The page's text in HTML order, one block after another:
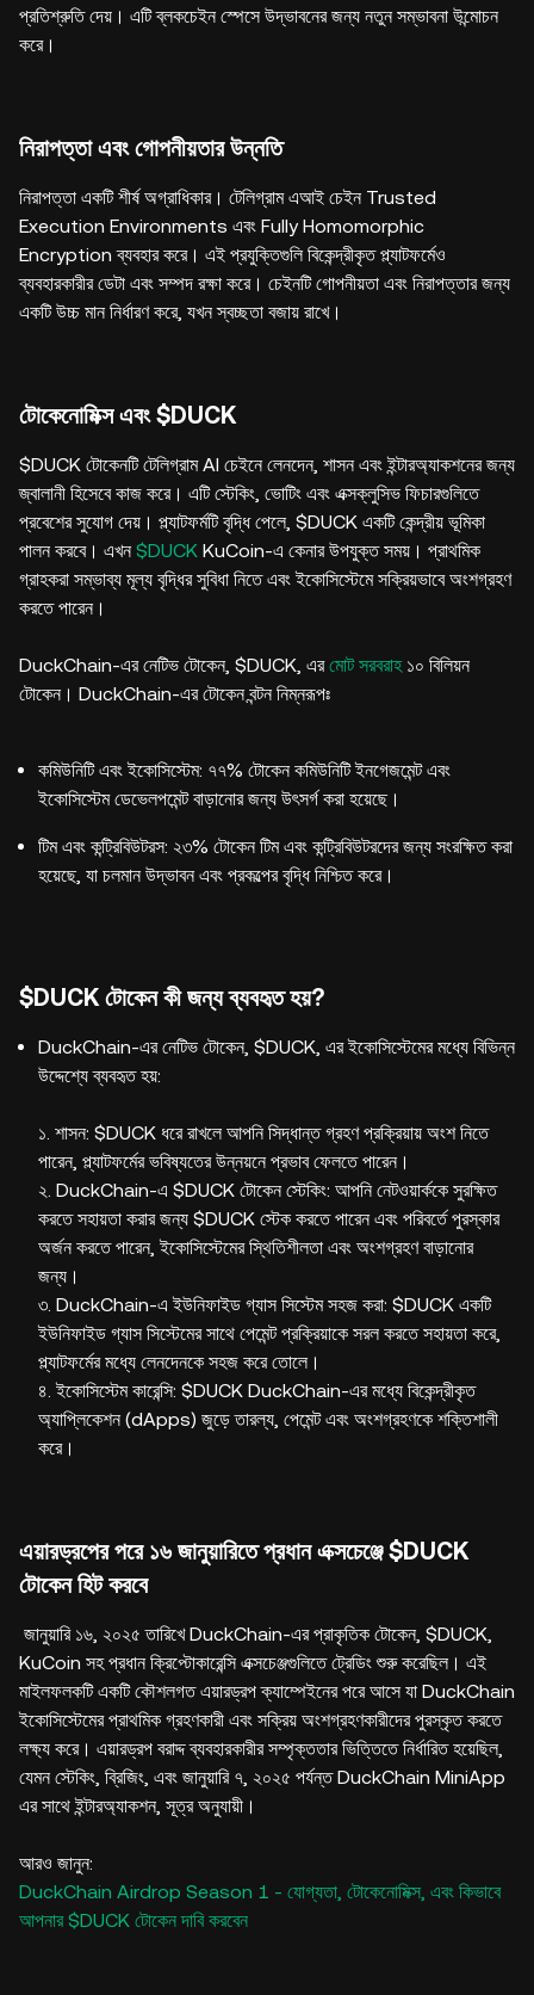
প্রতিশ্রুতি দেয়। এটি ব্লকচেইন স্পেসে উদ্ভাবনের জন্য নতুন সম্ভাবনা উন্মোচন
করে।
নিরাপত্তা এবং গোপনীয়তার উন্নতি
নিরাপত্তা একটি শীর্ষ অগ্রাধিকার। টেলিগ্রাম এআই চেইন Trusted
Execution Environments এবং Fully Homomorphic
Encryption ব্যবহার করে। এই প্রযুক্তিগুলি বিকেন্দ্রীকৃত প্ল্যাটফর্মেও
ব্যবহারকারীর ডেটা এবং সম্পদ রক্ষা করে। চেইনটি গোপনীয়তা এবং নিরাপত্তার জন্য
একটি উচ্চ মান নির্ধারণ করে, যখন স্বচ্ছতা বজায় রাখে।
টোকেনোমিক্স এবং $DUCK
$DUCK টোকেনটি টেলিগ্রাম AI চেইনে লেনদেন, শাসন এবং ইন্টারঅ্যাকশনের জন্য
জ্বালানী হিসেবে কাজ করে। এটি স্টেকিং, ভোটিং এবং এক্সক্লুসিভ ফিচারগুলিতে
প্রবেশের সুযোগ দেয়। প্ল্যাটফর্মটি বৃদ্ধি পেলে, $DUCK একটি কেন্দ্রীয় ভূমিকা
পালন করবে। এখন$DUCK KuCoin-এ কেনার উপযুক্ত সময়। প্রাথমিক
গ্রাহকরা সম্ভাব্য মূল্য বৃদ্ধির সুবিধা নিতে এবং ইকোসিস্টেমে সক্রিয়ভাবে অংশগ্রহণ
করতে পারেন।
DuckChain-এর নেটিভ টোকেন, $DUCK, এরমোট সরবরাহ১০ বিলিয়ন
টোকেন। DuckChain-এর টোকেন বন্টন নিম্নরূপঃ
কমিউনিটি এবং ইকোসিস্টেম: ৭৭% টোকেন কমিউনিটি ইনগেজমেন্ট এবং
ইকোসিস্টেম ডেভেলপমেন্ট বাড়ানোর জন্য উৎসর্গ করা হয়েছে।
টিম এবং কন্ট্রিবিউটরস: ২৩% টোকেন টিম এবং কন্ট্রিবিউটরদের জন্য সংরক্ষিত করা
হয়েছে, যা চলমান উদ্ভাবন এবং প্রকল্পের বৃদ্ধি নিশ্চিত করে।
$DUCK টোকেন কী জন্য ব্যবহৃত হয়?
DuckChain-এর নেটিভ টোকেন, $DUCK, এর ইকোসিস্টেমের মধ্যে বিভিন্ন
উদ্দেশ্যে ব্যবহৃত হয়:
১. শাসন: $DUCK ধরে রাখলে আপনি সিদ্ধান্ত গ্রহণ প্রক্রিয়ায় অংশ নিতে
পারেন, প্ল্যাটফর্মের ভবিষ্যতের উন্নয়নে প্রভাব ফেলতে পারেন।
২. DuckChain-এ $DUCK টোকেন স্টেকিং: আপনি নেটওয়ার্ককে সুরক্ষিত
করতে সহায়তা করার জন্য $DUCK স্টেক করতে পারেন এবং পরিবর্তে পুরস্কার
অর্জন করতে পারেন, ইকোসিস্টেমের স্থিতিশীলতা এবং অংশগ্রহণ বাড়ানোর
জন্য।
৩. DuckChain-এ ইউনিফাইড গ্যাস সিস্টেম সহজ করা: $DUCK একটি
ইউনিফাইড গ্যাস সিস্টেমের সাথে পেমেন্ট প্রক্রিয়াকে সরল করতে সহায়তা করে,
প্ল্যাটফর্মের মধ্যে লেনদেনকে সহজ করে তোলে।
৪. ইকোসিস্টেম কারেন্সি: $DUCK DuckChain-এর মধ্যে বিকেন্দ্রীকৃত
অ্যাপ্লিকেশন (dApps) জুড়ে তারল্য, পেমেন্ট এবং অংশগ্রহণকে শক্তিশালী
করে।
এয়ারড্রপের পরে ১৬ জানুয়ারিতে প্রধান এক্সচেঞ্জে $DUCK
টোকেন হিট করবে
জানুয়ারি ১৬, ২০২৫ তারিখে DuckChain-এর প্রাকৃতিক টোকেন, $DUCK,
KuCoin সহ প্রধান ক্রিপ্টোকারেন্সি এক্সচেঞ্জগুলিতে ট্রেডিং শুরু করেছিল। এই
মাইলফলকটি একটি কৌশলগত এয়ারড্রপ ক্যাম্পেইনের পরে আসে যা DuckChain
ইকোসিস্টেমের প্রাথমিক গ্রহণকারী এবং সক্রিয় অংশগ্রহণকারীদের পুরস্কৃত করতে
লক্ষ্য করে। এয়ারড্রপ বরাদ্দ ব্যবহারকারীর সম্পৃক্ততার ভিত্তিতে নির্ধারিত হয়েছিল,
যেমন স্টেকিং, ব্রিজিং, এবং জানুয়ারি ৭, ২০২৫ পর্যন্ত DuckChain MiniApp
এর সাথে ইন্টারঅ্যাকশন, সূত্র অনুযায়ী।
আরও জানুন:
DuckChain Airdrop Season 1 - যোগ্যতা, টোকেনোমিক্স, এবং কিভাবে
আপনার $DUCK টোকেন দাবি করবেন